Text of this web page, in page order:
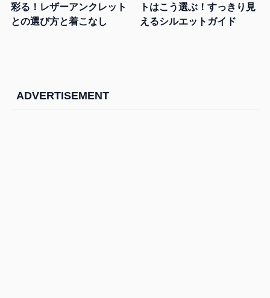
彩る！レザーアンクレット
との選び方と着こなし
トはこう選ぶ！すっきり見
えるシルエットガイド
ADVERTISEMENT